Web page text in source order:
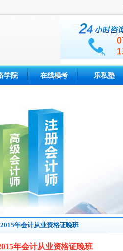
学院 在线模考 乐私塾
年会计从业资格证晚班
年会计从业资格证晚班